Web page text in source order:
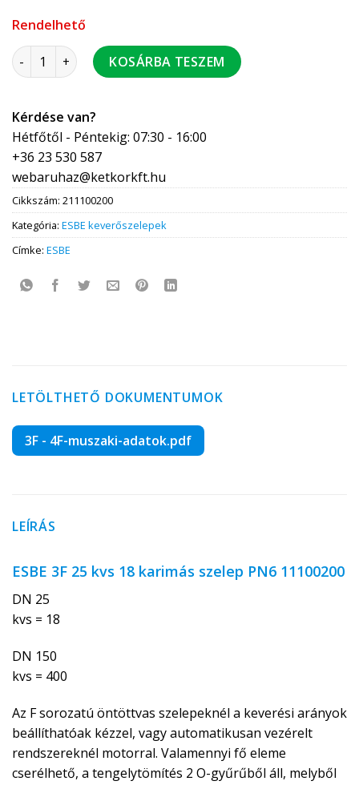
Rendelhető
ESBE 3F25-18 karimás szelep PN6 mennyiség
KOSÁRBA TESZEM
Kérdése van?
Hétfőtől - Péntekig: 07:30 - 16:00
+36 23 530 587
webaruhaz@ketkorkft.hu
Cikkszám: 211100200
Kategória: ESBE keverőszelepek
Címke: ESBE
LETÖLTHETŐ DOKUMENTUMOK
3F - 4F-muszaki-adatok.pdf
LEÍRÁS
ESBE 3F 25 kvs 18 karimás szelep PN6 11100200
DN 25
kvs = 18
DN 150
kvs = 400
Az F sorozatú öntöttvas szelepeknél a keverési arányok
beállíthatóak kézzel, vagy automatikusan vezérelt
rendszereknél motorral. Valamennyi fő eleme
cserélhető, a tengelytömítés 2 O-gyűrűből áll, melyből